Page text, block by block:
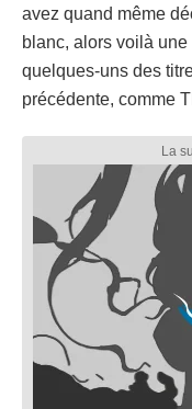
avez quand même
blanc, alors voilà
quelques-uns des
précédente, comme